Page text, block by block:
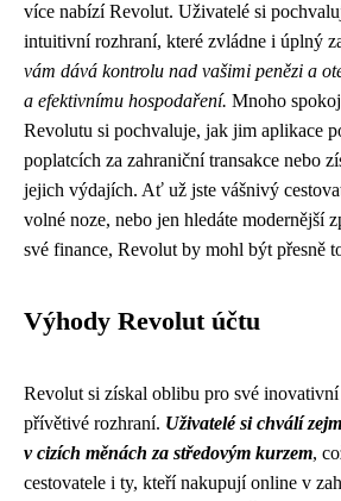
více nabízí Revolut. Uživatelé si
intuitivní rozhraní, které zvládne i úplný
vám dává kontrolu nad vašimi penězi a
a efektivnímu hospodaření. Mnoho
Revolutu si pochvaluje, jak jim aplikace
poplatcích za zahraniční transakce nebo
jejich výdajích. Ať už jste vášnivý
volné noze, nebo jen hledáte modernější
své finance, Revolut by mohl být přesně
Výhody Revolut účtu
Revolut si získal oblibu pro své
přívětivé rozhraní. Uživatelé si chválí
v cizích měnách za středovým kurzem,
cestovatele i ty, kteří nakupují online v